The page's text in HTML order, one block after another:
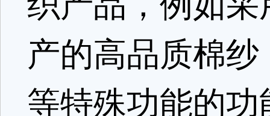
产的高品质棉
等特殊功能的